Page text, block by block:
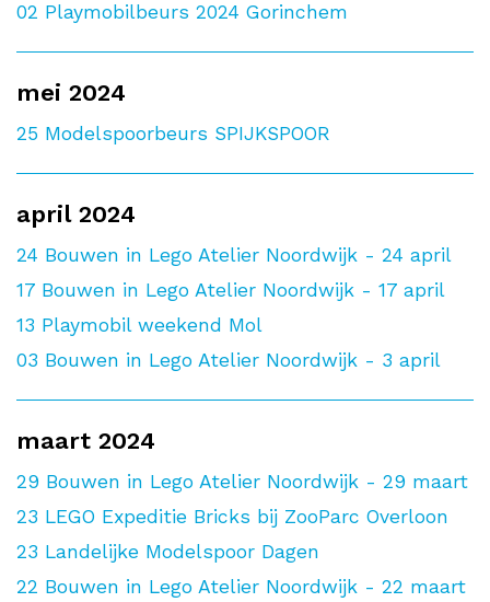
02 Playmobilbeurs 2024 Gorinchem
mei 2024
25 Modelspoorbeurs SPIJKSPOOR
april 2024
24 Bouwen in Lego Atelier Noordwijk - 24 april
17 Bouwen in Lego Atelier Noordwijk - 17 april
13 Playmobil weekend Mol
03 Bouwen in Lego Atelier Noordwijk - 3 april
maart 2024
29 Bouwen in Lego Atelier Noordwijk - 29 maart
23 LEGO Expeditie Bricks bij ZooParc Overloon
23 Landelijke Modelspoor Dagen
22 Bouwen in Lego Atelier Noordwijk - 22 maart